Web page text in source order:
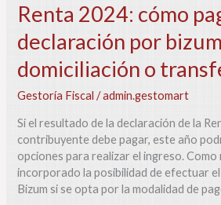
Renta 2024: cómo
declaración por
domiciliación o
Gestoría Fiscal /admin.gestomart
Si el resultado de la declaración de la
contribuyente debe pagar, este año
opciones para realizar el ingreso. Como
incorporado la posibilidad de efectuar
Bizum si se opta por la modalidad de
Renta
2024:
cómo
la
declaración
bizum,
tarjeta,
domiciliación
o
transferencia